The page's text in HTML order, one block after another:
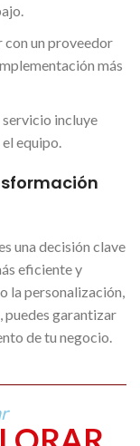
con un proveedor
más
servicio incluye
equipo.
una decisión clave
eficiente y
la personalización,
puedes garantizar
de tu negocio.